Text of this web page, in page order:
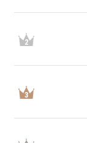
分譲住宅･不動
2
3